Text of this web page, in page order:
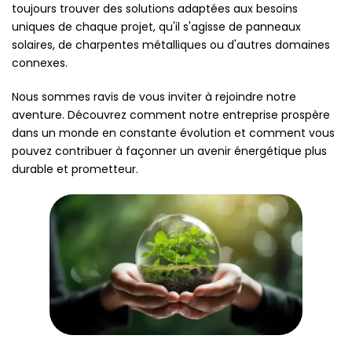
toujours trouver des solutions adaptées aux besoins
uniques de chaque projet, qu'il s'agisse de panneaux
solaires, de charpentes métalliques ou d'autres domaines
connexes.
Nous sommes ravis de vous inviter à rejoindre notre
aventure. Découvrez comment notre entreprise prospère
dans un monde en constante évolution et comment vous
pouvez contribuer à façonner un avenir énergétique plus
durable et prometteur.